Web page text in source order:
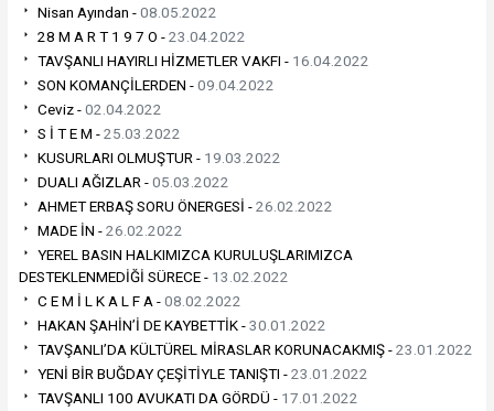
Nisan Ayından -08.05.2022
28 M A R T 1 9 7 O -23.04.2022
TAVŞANLI HAYIRLI HİZMETLER VAKFI - 16.04.2022
SON KOMANÇİLERDEN -09.04.2022
Ceviz -02.04.2022
S İ T E M -25.03.2022
KUSURLARI OLMUŞTUR - 19.03.2022
DUALI AĞIZLAR -05.03.2022
AHMET ERBAŞ SORU ÖNERGESİ -26.02.2022
MADE İN -26.02.2022
YEREL BASIN HALKIMIZCA KURULUŞLARIMIZCA
DESTEKLENMEDİĞİ SÜRECE - 13.02.2022
C E M İ L K A L F A -08.02.2022
HAKAN ŞAHİN’İ DE KAYBETTİK -30.01.2022
TAVŞANLI’DA KÜLTÜREL MİRASLAR KORUNACAKMIŞ -23.01.2022
YENİ BİR BUĞDAY ÇEŞİTİYLE TANIŞTI -23.01.2022
TAVŞANLI 100 AVUKATI DA GÖRDÜ - 17.01.2022